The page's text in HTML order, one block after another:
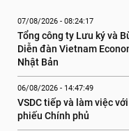
07/08/2026 - 08:24:17
Tổng công ty Lưu ký và
Diễn đàn Vietnam
Nhật Bản
06/08/2026 - 14:47:49
VSDC tiếp và làm việc
phiếu Chính phủ